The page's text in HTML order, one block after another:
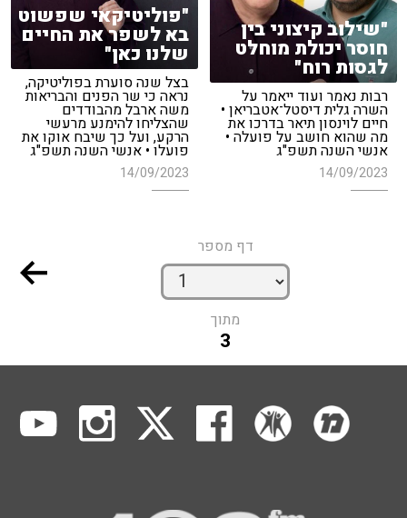
"פוליטיקאי שפשוט
בא לשפר את החיים
שלנו כאן"
בצל שנה סוערת בפוליטיקה,
נראה כי שר הפנים והבריאות
משה ארבל מהבודדים
שהצליחו להימנע מרעשי
הרקע, ועל כך שיבח אוקו את
פועלו • אנשי השנה תשפ"ג
14/09/2023
"שילוב קיצוני בין
חוסר יכולת מוחלט
לגסות רוח"
רבות נאמר ועוד ייאמר על
השרה גלית דיסטל־אטבריאן •
חיים לוינסון תיאר בדרכו את
מה שהוא חושב על פועלה •
אנשי השנה תשפ"ג
14/09/2023
דף מספר
מתוך
3